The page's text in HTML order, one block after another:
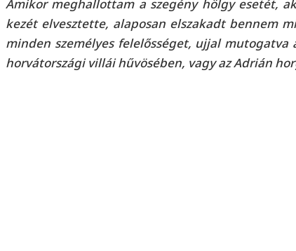
Amikor meghallottam a szegény hölgy esetét,
kezét elvesztette, alaposan elszakadt bennem
minden személyes felelősséget, ujjal
horvátországi villái hűvösében, vagy az Adrián